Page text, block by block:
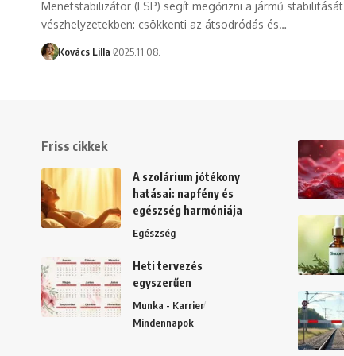
Menetstabilizátor (ESP) segít megőrizni a jármű stabilitását
vészhelyzetekben: csökkenti az átsodródás és…
Kovács Lilla 2025.11.08.
Friss cikkek
A szolárium jótékony
hatásai: napfény és
egészség harmóniája
Egészség
Heti tervezés
egyszerűen
Munka - Karrier
Mindennapok